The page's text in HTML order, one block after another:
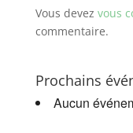
Vous devez vous
commentaire.
Prochains
Aucun